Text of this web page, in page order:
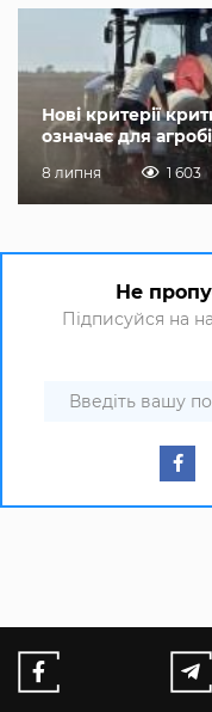
Нові критерії
означає для
8 липня 1 603
Не
Підписуйся на